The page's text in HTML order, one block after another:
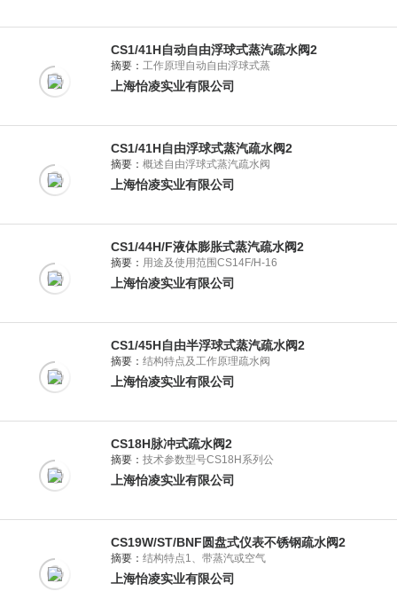
CS1/41H自动自由浮球式蒸汽疏水阀2
摘要： 工作原理自动自由浮球式蒸
上海怡凌实业有限公司
CS1/41H自由浮球式蒸汽疏水阀2
摘要： 概述自由浮球式蒸汽疏水阀
上海怡凌实业有限公司
CS1/44H/F液体膨胀式蒸汽疏水阀2
摘要： 用途及使用范围CS14F/H-16
上海怡凌实业有限公司
CS1/45H自由半浮球式蒸汽疏水阀2
摘要： 结构特点及工作原理疏水阀
上海怡凌实业有限公司
CS18H脉冲式疏水阀2
摘要： 技术参数型号CS18H系列公
上海怡凌实业有限公司
CS19W/ST/BNF圆盘式仪表不锈钢疏水阀2
摘要： 结构特点1、带蒸汽或空气
上海怡凌实业有限公司